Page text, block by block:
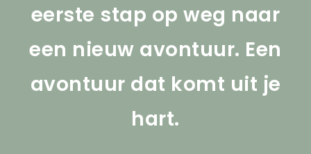
eerste stap op weg naar
een nieuw avontuur. Een
avontuur dat komt uit je
hart.